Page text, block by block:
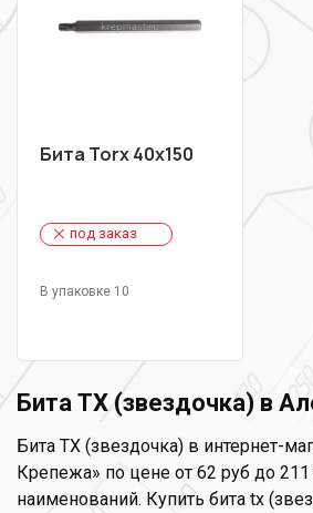
Бита Torx 40х150
под заказ
В упаковке 10
Бита TХ (звездочка) в
Бита TХ (звездочка) в интернет-
Крепежа» по цене от 62 руб до
наименований. Купить бита tх